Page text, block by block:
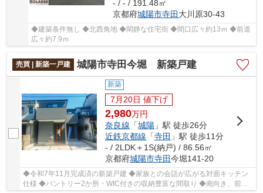
- / - / 191.48㎡
京都府城陽市寺田 大川原30-43
◆建築条件無し ◆北西角地 ◆閑静な住宅街 ◆間口広々約13ｍ ◆前道
広々約7.9ｍ
売買 | 新築一戸建 城陽市寺田今堀 新築戸建
新築
7月20日 値下げ
2,980万円
奈良線 「城陽」駅 徒歩26分
近鉄京都線 「寺田 」駅 徒歩11分
- / 2LDK＋1S(納戸) / 86.56㎡
京都府城陽市寺田今堀141-20
◆令和7年11月完成済の新築戸建 ◆家族との会話が広がる対面キッチン
仕様 ◆パントリー2か所・WIC付きの収納豊富な間取り ◆南向き、前面